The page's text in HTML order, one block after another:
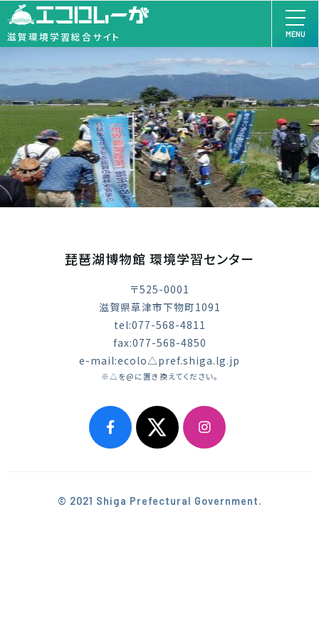
滋賀環境学習総合サイト MENU
琵琶湖博物館 環境学習センター
〒525-0001
滋賀県草津市下物町1091
tel:077-568-4811
fax:077-568-4850
e-mail:ecolo△pref.shiga.lg.jp
※△を@に置き換えてください。
© 2021 Shiga Prefectural Government.